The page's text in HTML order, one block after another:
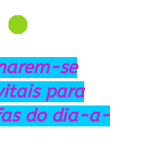
se
para
do dia-a-